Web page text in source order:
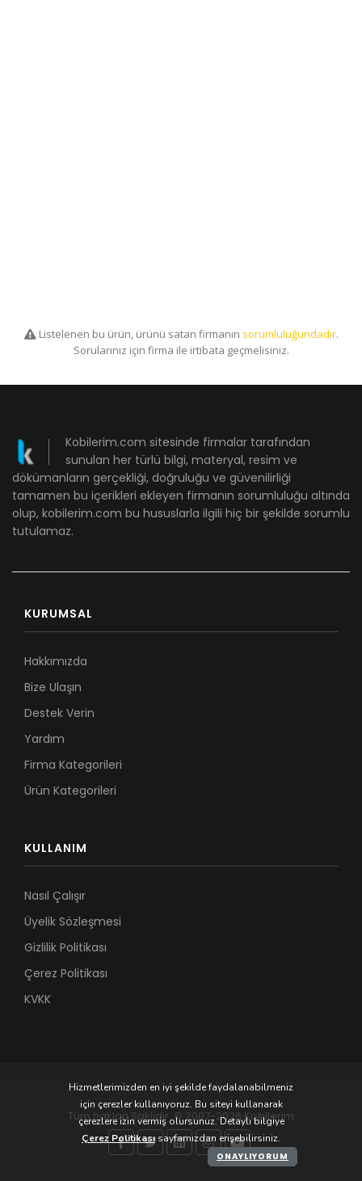
Listelenen bu ürün, ürünü satan firmanın sorumluluğundadır.
Sorularınız için firma ile irtibata geçmelisiniz.
Kobilerim.com sitesinde firmalar tarafından
sunulan her türlü bilgi, materyal, resim ve
dökümanların gerçekliği, doğruluğu ve güvenilirliği
tamamen bu içerikleri ekleyen firmanın sorumluluğu altında
olup, kobilerim.com bu hususlarla ilgili hiç bir şekilde sorumlu
tutulamaz.
KURUMSAL
Hakkımızda
Bize Ulaşın
Destek Verin
Yardım
Firma Kategorileri
Ürün Kategorileri
KULLANIM
Nasıl Çalışır
Üyelik Sözleşmesi
Gizlilik Politikası
Çerez Politikası
KVKK
Tüm hakları Saklıdır. © 2007-2026 Kobilerim
Hizmetlerimizden en iyi şekilde faydalanabilmeniz
için çerezler kullanıyoruz. Bu siteyi kullanarak
çerezlere izin vermiş olursunuz. Detaylı bilgiye
Çerez Politikasısayfamızdan erişebilirsiniz.
ONAYLIYORUM